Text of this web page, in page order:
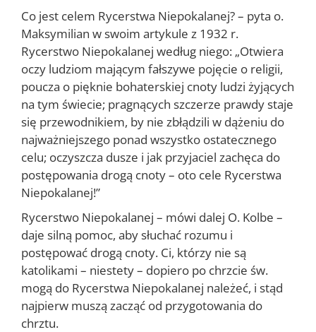
Co jest celem Rycerstwa Niepokalanej? – pyta o.
Maksymilian w swoim artykule z 1932 r.
Rycerstwo Niepokalanej według niego: „Otwiera
oczy ludziom mającym fałszywe pojęcie o religii,
poucza o pięknie bohaterskiej cnoty ludzi żyjących
na tym świecie; pragnących szczerze prawdy staje
się przewodnikiem, by nie zbłądzili w dążeniu do
najważniejszego ponad wszystko ostatecznego
celu; oczyszcza dusze i jak przyjaciel zachęca do
postępowania drogą cnoty – oto cele Rycerstwa
Niepokalanej!”
Rycerstwo Niepokalanej – mówi dalej O. Kolbe –
daje silną pomoc, aby słuchać rozumu i
postępować drogą cnoty. Ci, którzy nie są
katolikami – niestety – dopiero po chrzcie św.
mogą do Rycerstwa Niepokalanej należeć, i stąd
najpierw muszą zacząć od przygotowania do
chrztu.